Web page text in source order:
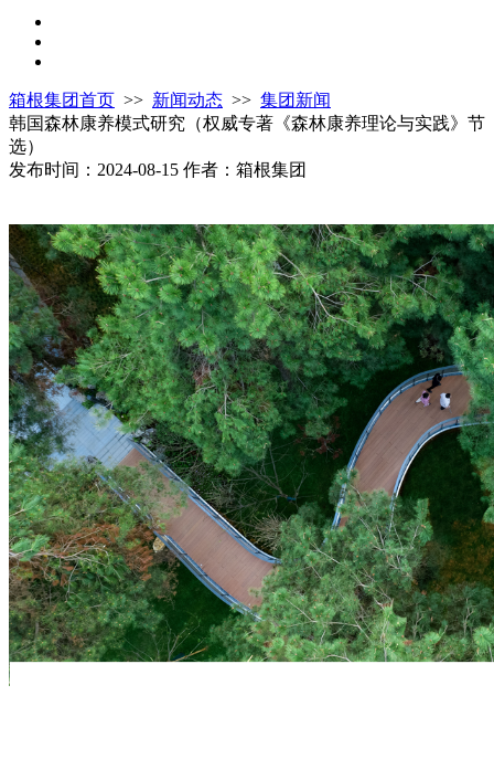
箱根集团首页 >> 新闻动态 >> 集团新闻
韩国森林康养模式研究（权威专著《森林康养理论与实践》节
选）
发布时间：2024-08-15 作者：箱根集团